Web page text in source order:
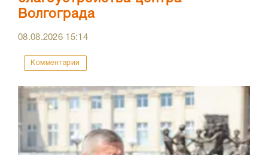
Волгограда
08.08.2026 15:14
Комментарии